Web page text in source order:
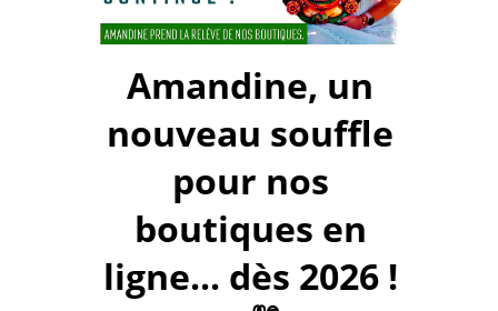
Amandine, un
nouveau souffle
pour nos
boutiques en
ligne... dès 2026 !